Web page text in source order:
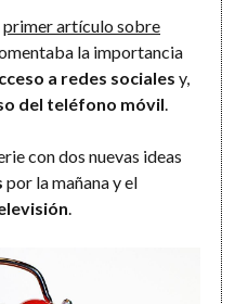
primer artículo sobre
la importancia
a redes sociales y,
del teléfono móvil
con dos nuevas ideas
por la mañana y el